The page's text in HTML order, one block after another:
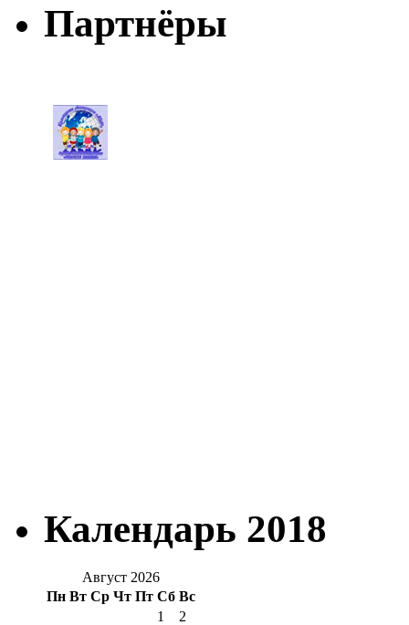
Партнёры
Календарь 2018
Август 2026
Пн Вт Ср Чт Пт Сб Вс
1
2